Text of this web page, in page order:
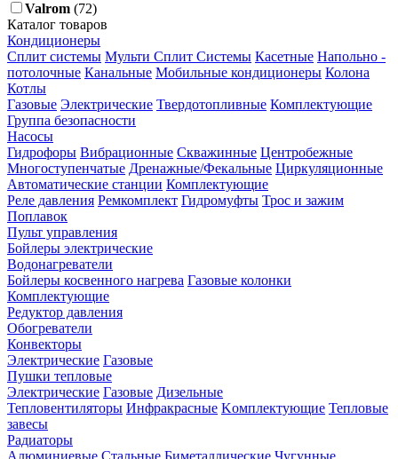
Valrom (72)
Каталог товаров
Кондиционеры
Сплит системы Мульти Сплит Системы Касетные Напольно -
потолочные Канальные Мобильные кондиционеры Колона
Котлы
Газовые Электрические Твердотопливные Комплектующие
Группа безопасности
Насосы
Гидрофоры Вибрационные Скважинные Центробежные
Многоступенчатые Дренажные/Фекальные Циркуляционные
Автоматические станции Комплектующие
Реле давления Ремкомплект Гидромуфты Трос и зажим
Поплавок
Пульт управления
Бойлеры электрические
Водонагреватели
Бойлеры косвенного нагрева Газовые колонки
Комплектующие
Редуктор давления
Обогреватели
Конвекторы
Электрические Газовые
Пушки тепловые
Электрические Газовые Дизельные
Тепловентиляторы Инфракрасные Kомплектующие Тепловые
завесы
Радиаторы
Алюминиевые Стальные Биметаллические Чугунные